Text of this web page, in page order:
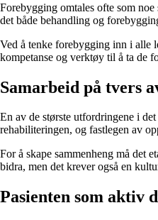
Forebygging omtales ofte som
det både behandling og
Ved å tenke forebygging inn i alle
kompetanse og verktøy til å ta de
Samarbeid på tvers
En av de største utfordringene i
rehabiliteringen, og fastlegen av
For å skape sammenheng må det
bidra, men det krever også en
Pasienten som aktiv